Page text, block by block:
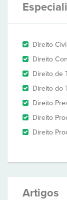
Direito
Direito
Direito de
Direito do
Direito
Direito
Direito
Artigos